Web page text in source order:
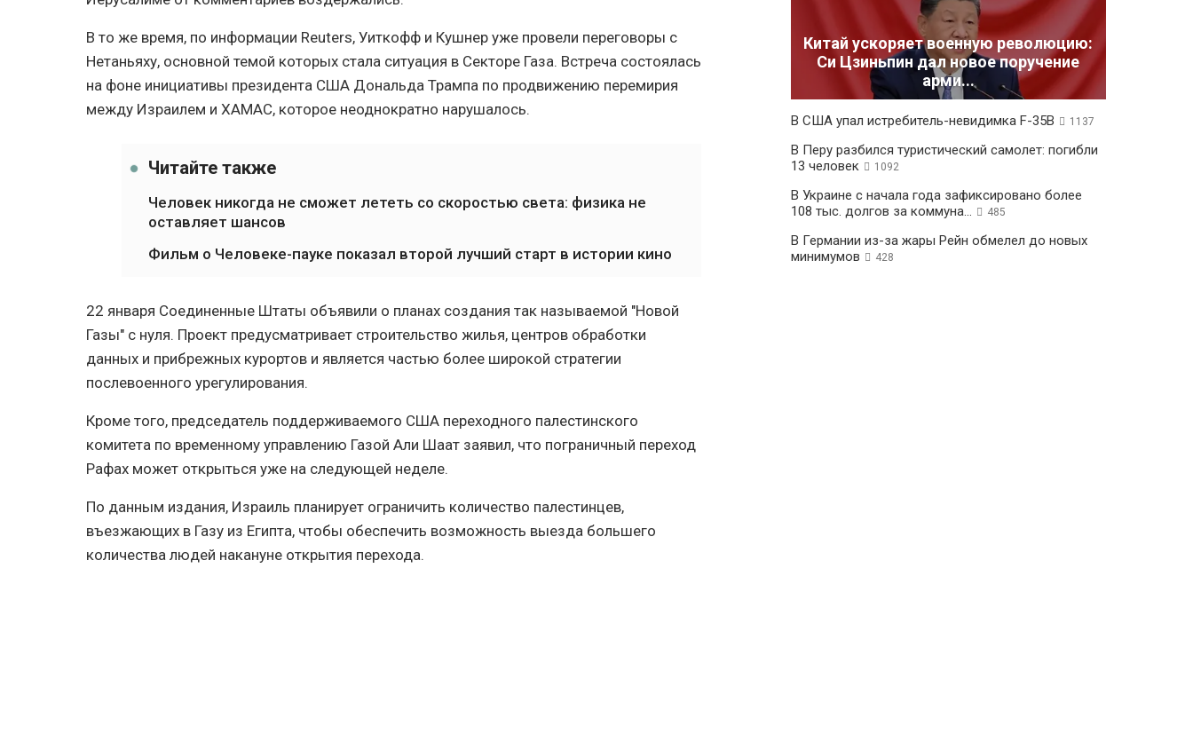
В то же время, по информации Reuters, Уиткофф и Кушнер уже провели переговоры с
Нетаньяху, основной темой которых стала ситуация в Секторе Газа. Встреча состоялась
на фоне инициативы президента США Дональда Трампа по продвижению перемирия
между Израилем и ХАМАС, которое неоднократно нарушалось.
Читайте также
Человек никогда не сможет лететь со скоростью света: физика не
оставляет шансов
Фильм о Человеке-пауке показал второй лучший старт в истории кино
22 января Соединенные Штаты объявили о планах создания так называемой "Новой
Газы" с нуля. Проект предусматривает строительство жилья, центров обработки
данных и прибрежных курортов и является частью более широкой стратегии
послевоенного урегулирования.
Кроме того, председатель поддерживаемого США переходного палестинского
комитета по временному управлению Газой Али Шаат заявил, что пограничный переход
Рафах может открыться уже на следующей неделе.
По данным издания, Израиль планирует ограничить количество палестинцев,
въезжающих в Газу из Египта, чтобы обеспечить возможность выезда большего
количества людей накануне открытия перехода.
Китай ускоряет военную революцию:
Си Цзиньпин дал новое поручение
арми...
В США упал истребитель-невидимка F-35B 1137
В Перу разбился туристический самолет: погибли
13 человек
1092
В Украине с начала года зафиксировано более
108 тыс. долгов за коммуна...
485
В Германии из-за жары Рейн обмелел до новых
минимумов
428